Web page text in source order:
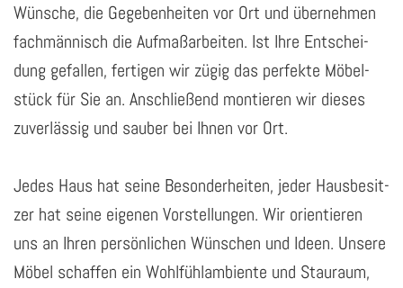
Wün­sche, die Ge­ge­ben­hei­ten vor Ort und über­neh­men
fach­män­nisch die Auf­maß­ar­bei­ten. Ist Ihre Ent­schei­
dung ge­fal­len, fer­ti­gen wir zügig das per­fek­te Mö­bel­
stück für Sie an. An­schlie­ßend mon­tie­ren wir die­ses
zu­ver­läs­sig und sau­ber bei Ihnen vor Ort.
Jedes Haus hat seine Be­son­der­hei­ten, jeder Haus­be­sit­
zer hat seine ei­ge­nen Vor­stel­lun­gen. Wir ori­en­tie­ren
uns an Ihren per­sön­li­chen Wün­schen und Ideen. Un­se­re
Möbel schaf­fen ein Wohl­fühlam­bi­en­te und Stau­raum,